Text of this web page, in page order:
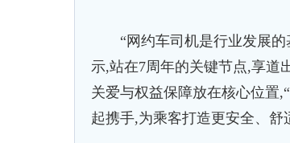
“网约车司机是行业发展的
示,站在7周年的关键节点,享道
关爱与权益保障放在核心位置
起携手,为乘客打造更安全、舒